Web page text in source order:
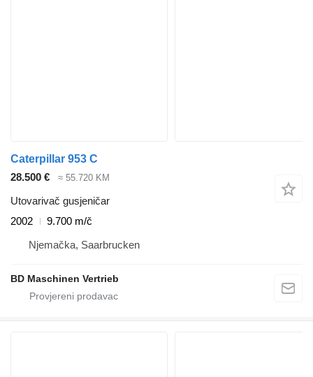
Caterpillar 953 C
28.500 €
≈ 55.720 KM
Utovarivač gusjeničar
2002
9.700 m/č
Njemačka, Saarbrucken
BD Maschinen Vertrieb